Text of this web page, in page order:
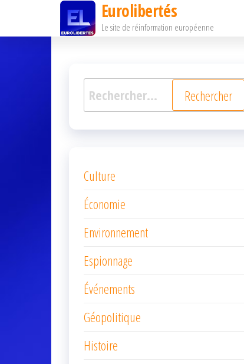
ce
Eurolibertés
Le site de réinformation européenne
Rechercher :
Culture
Économie
Environnement
Espionnage
Événements
Géopolitique
Histoire